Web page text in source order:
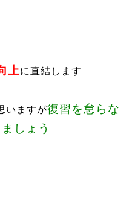
上に直結します
いますが復習を怠らな
しょう